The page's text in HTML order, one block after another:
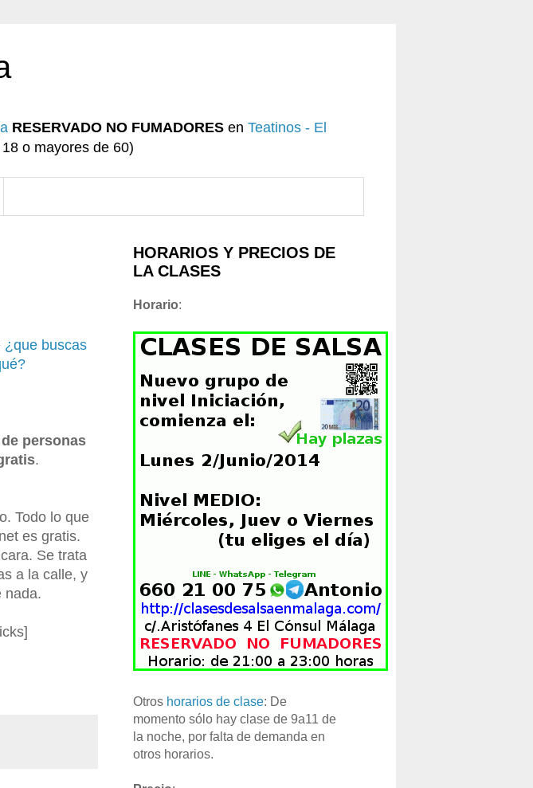
RESERVADO NO FUMADORES en Teatinos - El
o mayores de 60)
¿que buscas
personas
.
Todo lo que
es gratis.
Se trata
a la calle, y
nada.
HORARIOS Y PRECIOS DE
LA CLASES
Horario:
Otros horarios de clase: De
momento sólo hay clase de 9a11 de
la noche, por falta de demanda en
otros horarios.